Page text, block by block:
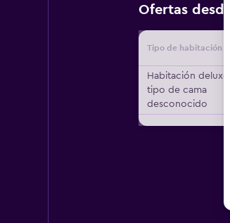
Ofertas desde
Tipo de habitación
Habitación deluxe,
tipo de cama
desconocido